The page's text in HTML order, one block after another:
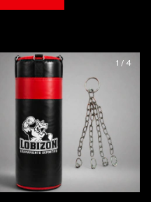
1 / 4